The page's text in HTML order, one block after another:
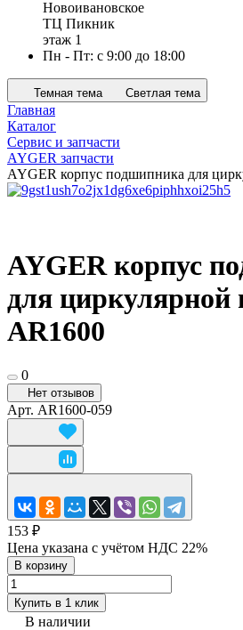
Новоивановское
ТЦ Пикник
этаж 1
Пн - Пт: с 9:00 до 18:00
Темная тема Светлая тема
Главная
Каталог
Сервис и запчасти
AYGER запчасти
AYGER корпус подшипника для
AYGER корпус
для
AR1600
0
Нет отзывов
Арт. AR1600-059
153 ₽
Цена указана с учётом НДС 22%
В корзину
Купить в 1 клик
В наличии